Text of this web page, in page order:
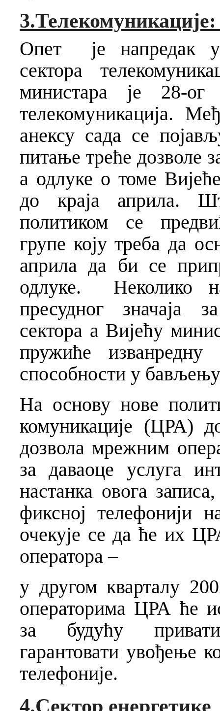
Опет је напредак у
сектора
министара је 28-ог
телекомуникација.
анексу сада се
питање треће дозволе
а одлуке о томе
до краја априла.
политиком се
групе коју треба да
априла да би се
одлуке. Неколико
пресудног значаја
сектора а Вијећу
пружиће
способности у
На основу нове
комуникације (ЦРА)
дозвола мрежним
за даваоце услуга
настанка овога
фиксној телефонији
очекује се да ће их
оператора –
у другом кварталу
операторима ЦРА ће
за будућу
гарантовати увођење
телефоније.
4.Сектор енергетике